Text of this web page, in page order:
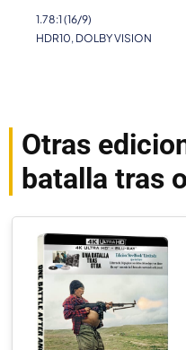
1.78:1 (16/9)
HDR10, DOLBY VISION
Otras
batalla tras